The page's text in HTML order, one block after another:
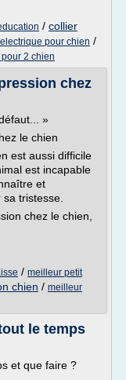
/ collier
pour chien /
2 chien
chez
»
le chien
est aussi difficile
est incapable
et
tristesse.
chez le chien,
/ meilleur petit
chien / meilleur
le temps
et que faire ?